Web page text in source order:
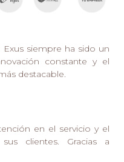
Exus siempre ha sido un
constante y el
destacable.
en el servicio y el
clientes. Gracias a